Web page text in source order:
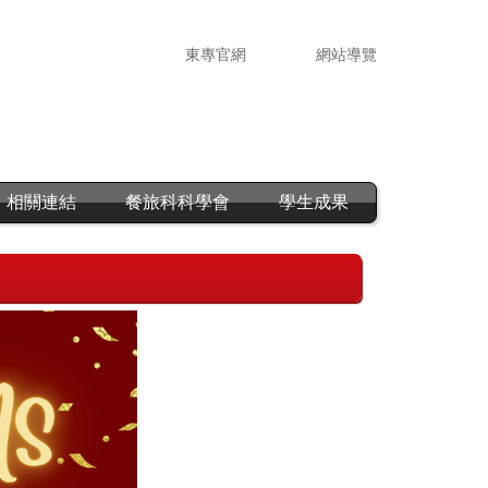
東專官網 網站導覽
相關連結 餐旅科科學會 學生成果